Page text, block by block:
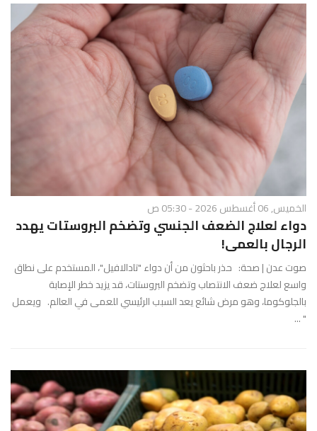
الخميس, 06 أغسطس 2026 - 05:30 ص
دواء لعلاج الضعف الجنسي وتضخم البروستات يهدد
الرجال بالعمى!
صوت عدن | صحة: حذر باحثون من أن دواء "تادالافيل"، المستخدم على نطاق
واسع لعلاج ضعف الانتصاب وتضخم البروستات، قد يزيد خطر الإصابة
بالجلوكوما، وهو مرض شائع يعد السبب الرئيسي للعمى في العالم. ويعمل
" ...